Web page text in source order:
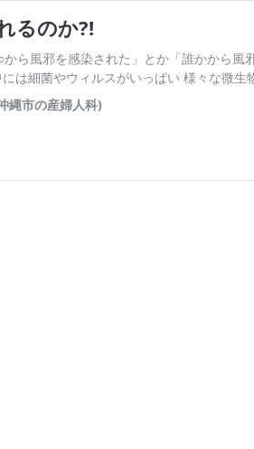
るのか?!
ら風邪を感染された」とか「誰かから
は細菌やウィルスがいっぱい 様々な微
縄市の産婦人科)